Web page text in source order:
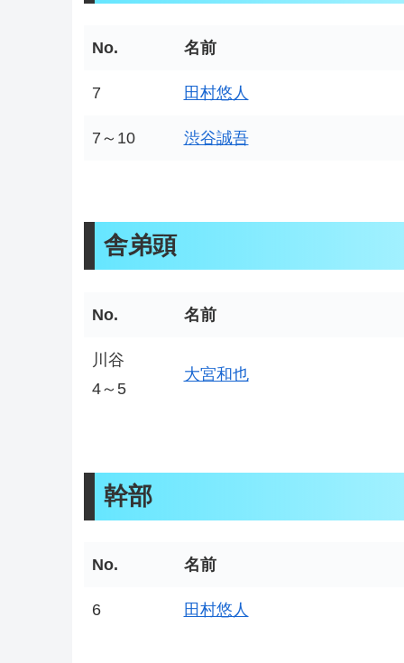
No. 名前
7 田村悠人
7～10 渋谷誠吾
舎弟頭
No. 名前
川谷
4～5
大宮和也
幹部
No. 名前
6 田村悠人